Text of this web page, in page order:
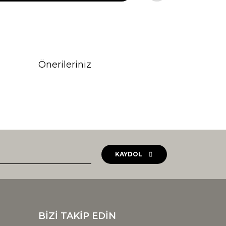
Önerileriniz
KAYDOL
BİZİ TAKİP EDİN